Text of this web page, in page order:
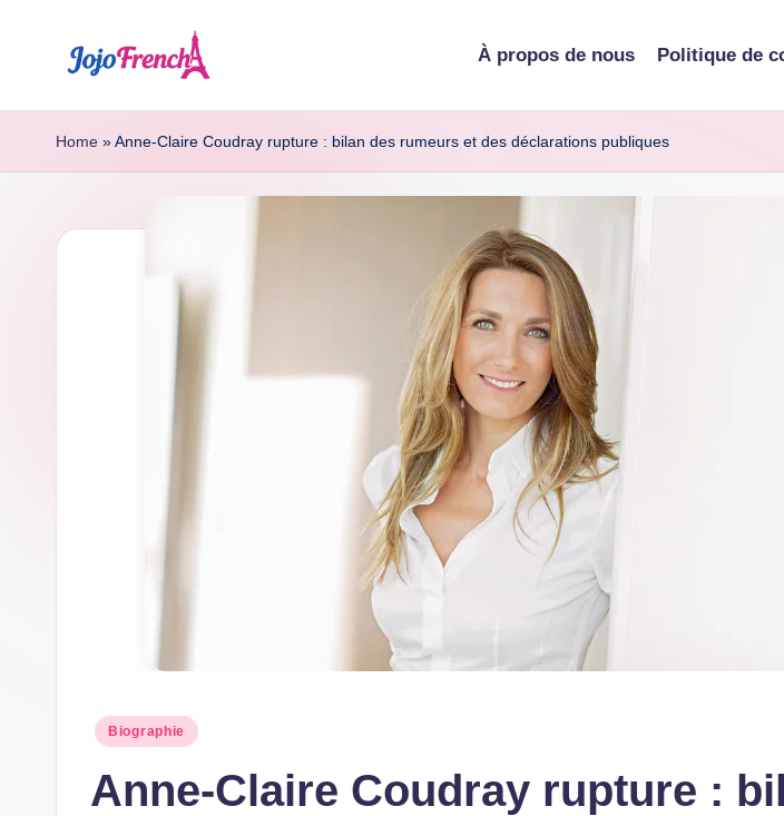
J
o
o
nouvelles
À propos de nous Politique de
Home »Anne-Claire Coudray rupture : bilan des rumeurs et des déclarations publiques
Posted
Biographie
Anne-Claire Coudray rupture :